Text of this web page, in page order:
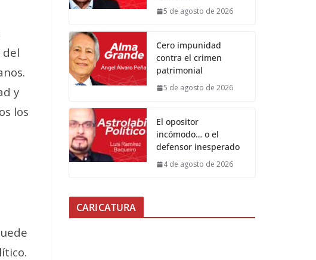
del
y
los
5 de agosto de 2026
Cero impunidad
contra el crimen
patrimonial
5 de agosto de 2026
El opositor
incómodo… o el
defensor inesperado
4 de agosto de 2026
CARICATURA